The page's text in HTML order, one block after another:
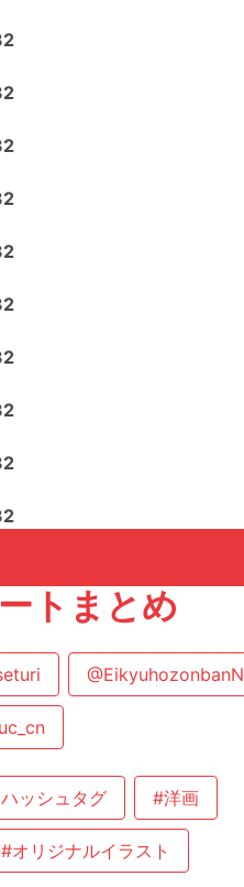
トまとめ
@EikyuhozonbanN
ッシュタグ #洋画
#オリジナルイラスト